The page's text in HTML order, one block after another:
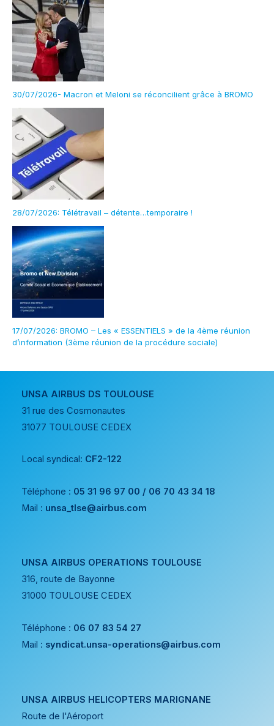
30/07/2026- Macron et Meloni se réconcilient grâce à BROMO
28/07/2026: Télétravail – détente…temporaire !
17/07/2026: BROMO – Les « ESSENTIELS » de la 4ème réunion
d’information (3ème réunion de la procédure sociale)
UNSA AIRBUS DS TOULOUSE
31 rue des Cosmonautes
31077 TOULOUSE CEDEX
Local syndical: CF2-122
Téléphone : 05 31 96 97 00 / 06 70 43 34 18
Mail : unsa_tlse@airbus.com
UNSA AIRBUS OPERATIONS TOULOUSE
316, route de Bayonne
31000 TOULOUSE CEDEX
Téléphone : 06 07 83 54 27
Mail : syndicat.unsa-operations@airbus.com
UNSA AIRBUS HELICOPTERS MARIGNANE
Route de l'Aéroport